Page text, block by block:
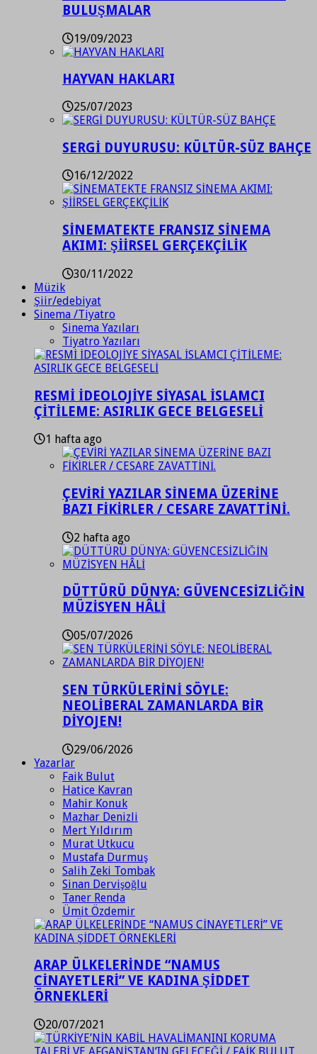
BULUŞMALAR
19/09/2023
HAYVAN HAKLARI
25/07/2023
SERGİ DUYURUSU: KÜLTÜR-SÜZ BAHÇE
16/12/2022
SİNEMATEKTE FRANSIZ SİNEMA
AKIMI: ŞİİRSEL GERÇEKÇİLİK
30/11/2022
Müzik
Şiir/edebiyat
Sinema /Tiyatro
Sinema Yazıları
Tiyatro Yazıları
RESMİ İDEOLOJİYE SİYASAL İSLAMCI
ÇİTİLEME: ASIRLIK GECE BELGESELİ
1 hafta ago
ÇEVİRİ YAZILAR SİNEMA ÜZERİNE
BAZI FİKİRLER / CESARE ZAVATTİNİ.
2 hafta ago
DÜTTÜRÜ DÜNYA: GÜVENCESİZLİĞİN
MÜZİSYEN HÂLİ
05/07/2026
SEN TÜRKÜLERİNİ SÖYLE:
NEOLİBERAL ZAMANLARDA BİR
DİYOJEN!
29/06/2026
Yazarlar
Faik Bulut
Hatice Kavran
Mahir Konuk
Mazhar Denizli
Mert Yıldırım
Murat Utkucu
Mustafa Durmuş
Salih Zeki Tombak
Sinan Dervişoğlu
Taner Renda
Ümit Özdemir
ARAP ÜLKELERİNDE “NAMUS
CİNAYETLERİ” VE KADINA ŞİDDET
ÖRNEKLERİ
20/07/2021